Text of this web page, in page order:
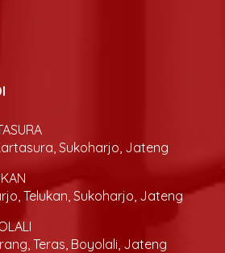
Sukoharjo, Jateng
Telukan, Sukoharjo, Jateng
Teras, Boyolali, Jateng